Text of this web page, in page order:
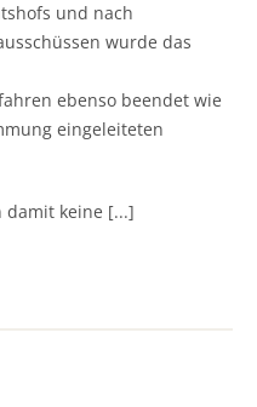
und nach
wurde das
ebenso beendet wie
eingeleiteten
damit keine [...]